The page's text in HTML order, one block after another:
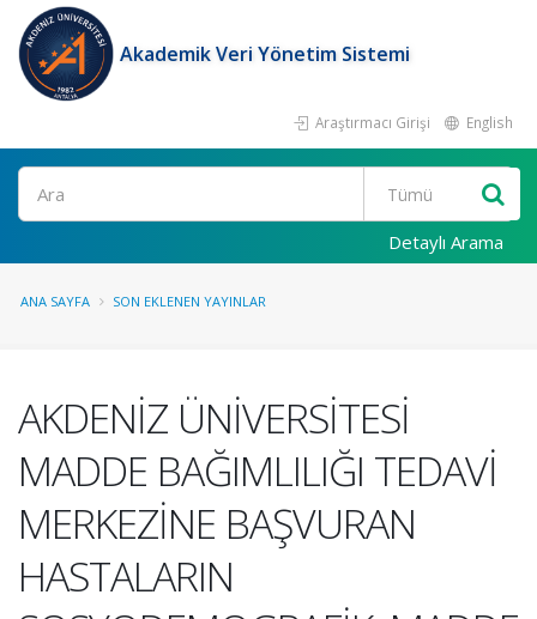
Akademik Veri Yönetim Sistemi
Araştırmacı Girişi English
Ara
Detaylı Arama
ANA SAYFA SON EKLENEN YAYINLAR
AKDENİZ ÜNİVERSİTESİ
MADDE BAĞIMLILIĞI TEDAVİ
MERKEZİNE BAŞVURAN
HASTALARIN